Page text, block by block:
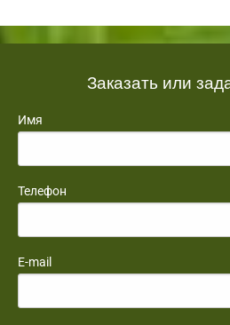
Заказать или
Имя
Телефон
E-mail